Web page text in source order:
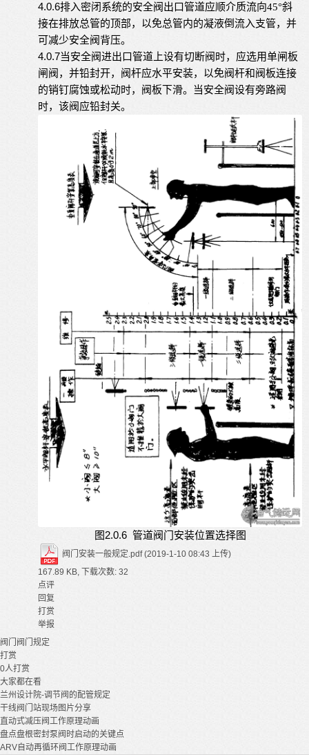
4.0.6排入密闭系统的安全阀出口管道应顺介质流向45°斜
接在排放总管的顶部，以免总管内的凝液倒流入支管，并
可减少安全阀背压。
4.0.7当安全阀进出口管道上设有切断阀时，应选用单闸板
闸阀，并铅封开，阀杆应水平安装，以免阀杆和阀板连接
的销钉腐蚀或松动时，阀板下滑。当安全阀设有旁路阀
时，该阀应铅封关。
图2.0.6 管道阀门安装位置选择图
阀门安装一般规定.pdf (2019-1-10 08:43 上传)
167.89 KB, 下载次数: 32
点评
回复
打赏
举报
阀门 阀门规定
打赏
0人打赏
大家都在看
兰州设计院-调节阀的配管规定
干线阀门站现场图片分享
直动式减压阀工作原理动画
盘点盘根密封泵阀时启动的关键点
ARV自动再循环阀工作原理动画